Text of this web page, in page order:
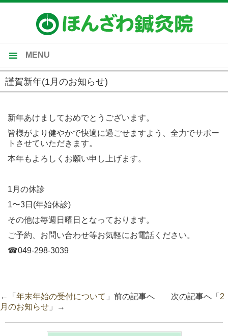
MENU
トップ
施術内容
受付時間・施術料金
謹賀新年(1月のお知らせ)
新年あけましておめでとうございます。
皆様がより健やかで快適に過ごせますよう、全力でサポー
トさせていただきます。
本年もよろしくお願い申し上げます。
1月の休診
1〜3日(年始休診)
その他は毎週日曜日となっております。
ご予約、お問い合わせ等お気軽にお電話ください。
☎︎049-298-3039
←「 年末年始の受付について 」前の記事へ 次の記事へ「 2
月のお知らせ 」→